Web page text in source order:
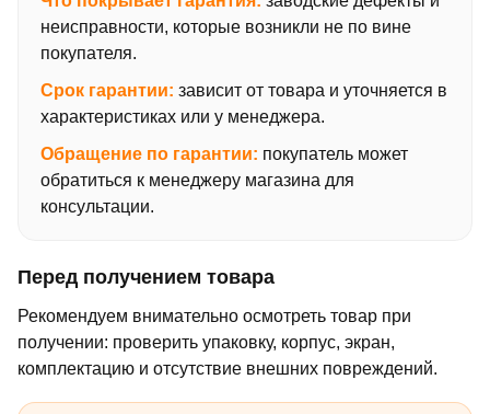
неисправности, которые возникли не по вине
покупателя.
Срок гарантии: зависит от товара и уточняется в
характеристиках или у менеджера.
Обращение по гарантии: покупатель может
обратиться к менеджеру магазина для
консультации.
Перед получением товара
Рекомендуем внимательно осмотреть товар при
получении: проверить упаковку, корпус, экран,
комплектацию и отсутствие внешних повреждений.